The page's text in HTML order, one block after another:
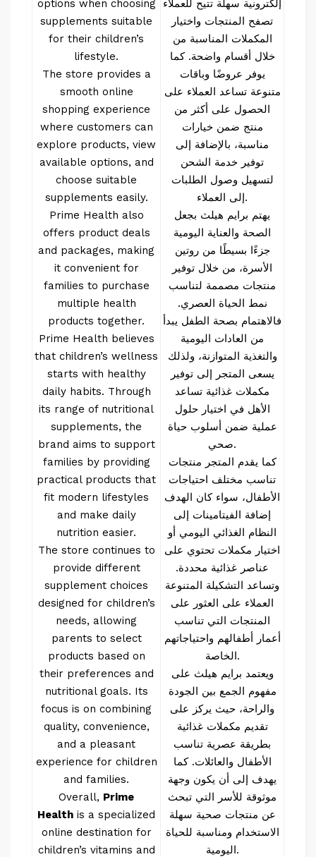
options when choosing
supplements suitable
for their children’s
lifestyle.
The store provides a
smooth online
shopping experience
where customers can
explore products, view
available options, and
choose suitable
supplements easily.
Prime Health also
offers product deals
and packages, making
it convenient for
families to purchase
multiple health
products together.
Prime Health believes
that children’s wellness
starts with healthy
daily habits. Through
its range of nutritional
supplements, the
brand aims to support
families by providing
practical products that
fit modern lifestyles
and make daily
nutrition easier.
The store continues to
provide different
supplement choices
designed for children’s
needs, allowing
parents to select
products based on
their preferences and
nutritional goals. Its
focus is on combining
quality, convenience,
and a pleasant
experience for children
and families.
Overall, Prime
Health is a specialized
online destination for
children’s vitamins and
إلكترونية سهلة تتيح للعملاء
تصفح المنتجات واختيار
المكملات المناسبة من
خلال أقسام واضحة. كما
يوفر عروضًا وباقات
متنوعة تساعد العملاء على
الحصول على أكثر من
منتج ضمن خيارات
مناسبة، بالإضافة إلى
توفير خدمة الشحن
لتسهيل وصول الطلبات
إلى العملاء.
يهتم برايم هيلث بجعل
الصحة والعناية اليومية
جزءًا بسيطًا من روتين
الأسرة، من خلال توفير
منتجات مصممة لتناسب
نمط الحياة العصري.
فالاهتمام بصحة الطفل يبدأ
من العادات اليومية
والتغذية المتوازنة، ولذلك
يسعى المتجر إلى توفير
مكملات غذائية تساعد
الأهل في اختيار حلول
عملية ضمن أسلوب حياة
صحي.
كما يقدم المتجر منتجات
تناسب مختلف احتياجات
الأطفال، سواء كان الهدف
إضافة الفيتامينات إلى
النظام الغذائي اليومي أو
اختيار مكملات تحتوي على
عناصر غذائية محددة.
وتساعد التشكيلة المتنوعة
العملاء على العثور على
المنتجات التي تناسب
أعمار أطفالهم واحتياجاتهم
الخاصة.
ويعتمد برايم هيلث على
مفهوم الجمع بين الجودة
والراحة، حيث يركز على
تقديم مكملات غذائية
بطريقة عصرية تناسب
الأطفال والعائلات. كما
يهدف إلى أن يكون وجهة
موثوقة للأسر التي تبحث
عن منتجات صحية سهلة
الاستخدام ومناسبة للحياة
اليومية.